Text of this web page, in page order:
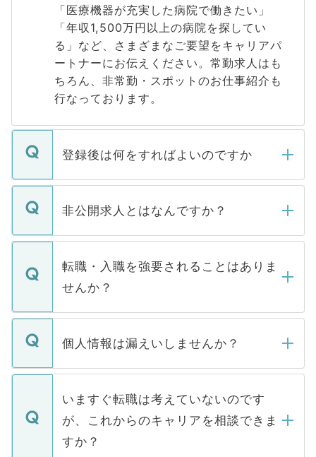
「医療機器が充実した病院で働きたい」
「年収1,500万円以上の病院を探してい
る」など、さまざまなご要望をキャリアパ
ートナーにお伝えください。常勤求人はも
ちろん、非常勤・スポットのお仕事紹介も
行なっております。
登録後は何をすればよいのですか
ご登録いただきましたら、弊社担当者がご
登録内容を確認し、その後メールもしくは
ます。通常、5営業日以内にはご連絡をせて
いただきますので、しばらくお待ちくださ
い。
非公開求人とはなんですか？
マイナビDOCTORで取り扱っている求人の
うち約3割は、Webサイトからご覧いただ
けない「非公開求人」です。非公開求人は
下記の理由によって、一般には公開してい
ません。
■応募殺到を避けるため 人気のある医療機
関を公にしてしまうと、応募が殺到する場
に、医療機関が求める条件に合った人材の
みを人材紹介会社に依頼するケースが増え
ています。
転職・入職を強要されることはありま
せんか？
転職・入職を強要することは一切ありませ
ん。また、仮に応募先から内定をいただい
定を承諾する必要はありません。内定先へ
の辞退の連絡はキャリアパートナーが行い
ますので、ご安心ください。
個人情報は漏えいしませんか？
個人情報が漏えいすることはありませんの
で、ご安心ください。当サイトからの登録
などで収集したご登録者様の個人情報は、
ご本人のキャリアアップおよび転職活動の
支援を目的に使用いたします。お預かりし
いますぐ転職は考えていないのです
が、これからのキャリアを相談できま
すか？